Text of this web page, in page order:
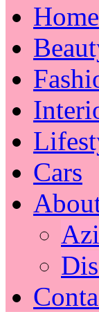
Home
Cars